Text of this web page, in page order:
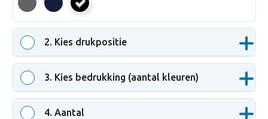
zwart
2. Kies drukpositie
3. Kies bedrukking (aantal kleuren)
4. Aantal